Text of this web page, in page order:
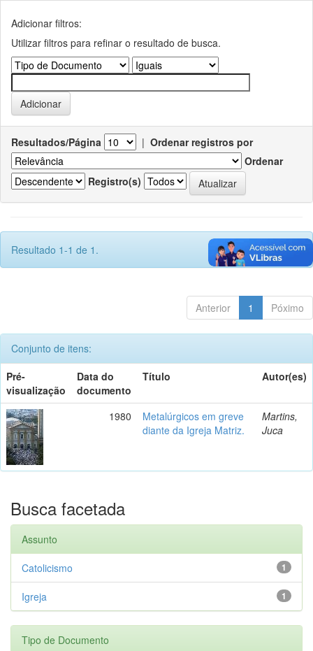
Adicionar filtros:
Utilizar filtros para refinar o resultado de busca.
Resultados/Página | Ordenar registros por
Ordenar
Registro(s)
Resultado 1-1 de 1.
Anterior 1 Póximo
Conjunto de itens:
Pré-
visualização
Data do
documento
Título Autor(es)
1980
Metalúrgicos em greve
diante da Igreja Matriz.
Martins,
Juca
Busca facetada
Assunto
1
Catolicismo
1
Igreja
Tipo de Documento